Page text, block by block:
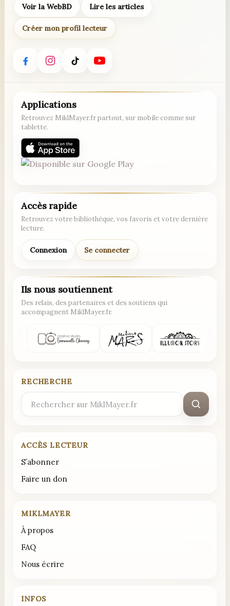
Voir la WebBD Lire les articles
Créer mon profil lecteur
Applications
Retrouvez MiklMayer.fr partout, sur mobile comme sur
tablette.
Accès rapide
Retrouvez votre bibliothèque, vos favoris et votre dernière
lecture.
Connexion Se connecter
Ils nous soutiennent
Des relais, des partenaires et des soutiens qui
accompagnent MiklMayer.fr.
RECHERCHE
Rechercher
ACCÈS LECTEUR
S’abonner
Faire un don
MIKLMAYER
À propos
FAQ
Nous écrire
INFOS